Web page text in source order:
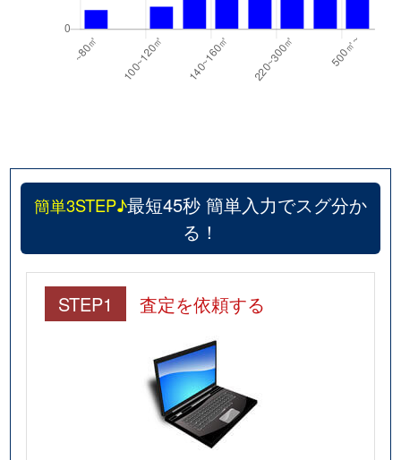
簡単3STEP♪最短45秒 簡単入力でスグ分か
る！
STEP1 査定を依頼する